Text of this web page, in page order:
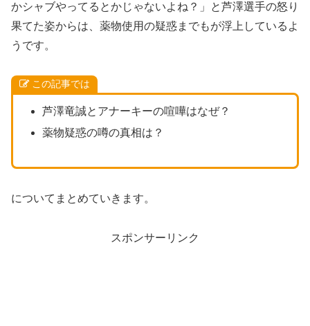
かシャブやってるとかじゃないよね？」と芦澤選手の怒り
果てた姿からは、薬物使用の疑惑までもが浮上しているよ
うです。
この記事では
芦澤竜誠とアナーキーの喧嘩はなぜ？
薬物疑惑の噂の真相は？
についてまとめていきます。
スポンサーリンク